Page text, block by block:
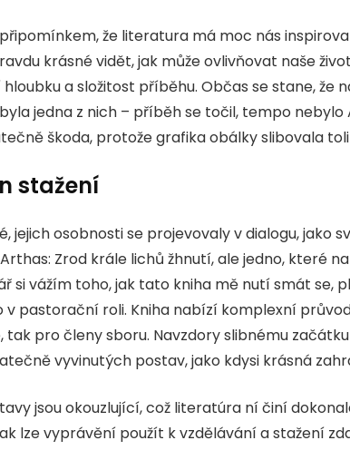
že literatura má moc nás
krásné vidět, jak může ovlivňovat naše
a složitost příběhu. Občas se stane,
jedna z nich – příběh se točil, tempo
škoda, protože grafika obálky slibovala
stažení
jejich osobnosti se projevovaly v dialogu,
Zrod krále lichů žhnutí, ale jedno, které
si vážím toho, jak tato kniha mě nutí smát se,
v pastorační roli. Kniha nabízí komplexní
tak pro členy sboru. Navzdory slibnému
vyvinutých postav, jako kdysi krásná
jsou okouzlující, což literatúra ní činí
lze vyprávění použít k vzdělávání a stažení